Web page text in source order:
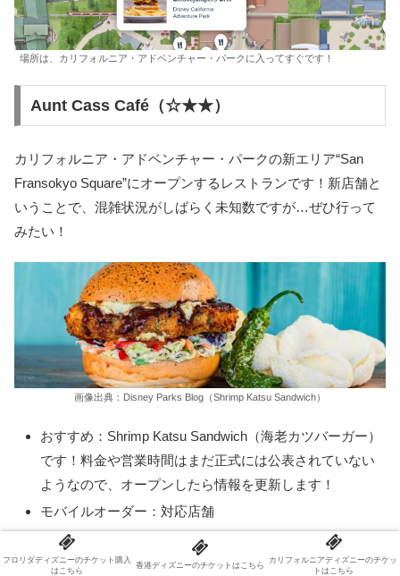
場所は、カリフォルニア・アドベンチャー・パークに入ってすぐです！
Aunt Cass Café（☆★★）
カリフォルニア・アドベンチャー・パークの新エリア“San
Fransokyo Square”にオープンするレストランです！新店舗と
いうことで、混雑状況がしばらく未知数ですが…ぜひ行って
みたい！
画像出典：Disney Parks Blog（Shrimp Katsu Sandwich）
おすすめ：Shrimp Katsu Sandwich（海老カツバーガー）
です！料金や営業時間はまだ正式には公表されていない
ようなので、オープンしたら情報を更新します！
モバイルオーダー：対応店舗
フロリダディズニーのチケット購入
はこちら
香港ディズニーのチケットはこちら
カリフォルニアディズニーのチケッ
トはこちら